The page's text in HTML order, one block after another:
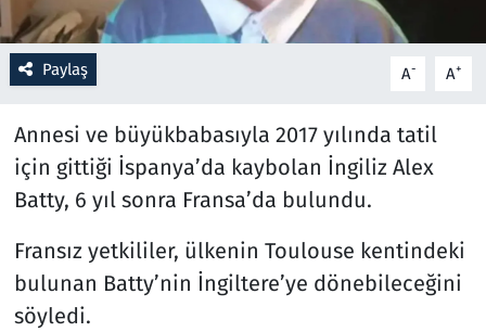
Paylaş A- A+
Annesi ve büyükbabasıyla 2017 yılında tatil
için gittiği İspanya’da kaybolan İngiliz Alex
Batty, 6 yıl sonra Fransa’da bulundu.
Fransız yetkililer, ülkenin Toulouse kentindeki
bulunan Batty’nin İngiltere’ye dönebileceğini
söyledi.
Rüya Tabirleri
Sağlık
Savunma Sanayi
Seçim 2023
Teknoloji ve Bilim